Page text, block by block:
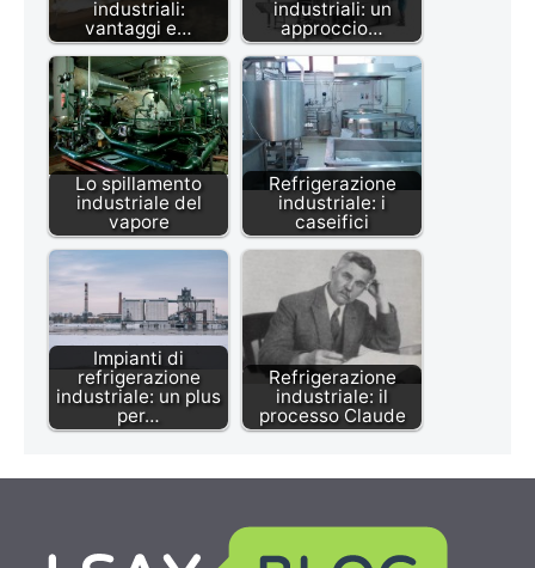
industriali:
vantaggi e…
industriali: un
approccio…
Lo spillamento
industriale del
vapore
Refrigerazione
industriale: i
caseifici
Impianti di
refrigerazione
industriale: un plus
per…
Refrigerazione
industriale: il
processo Claude